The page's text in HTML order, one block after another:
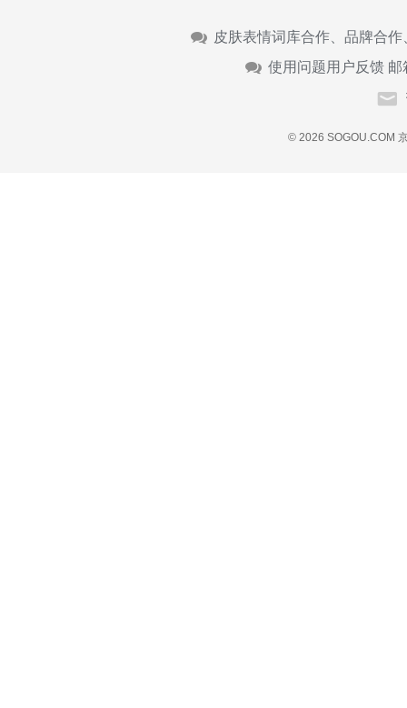
皮肤表情词库合作、品牌合
使用问题用户反馈 邮
© 2026 SOGOU.COM